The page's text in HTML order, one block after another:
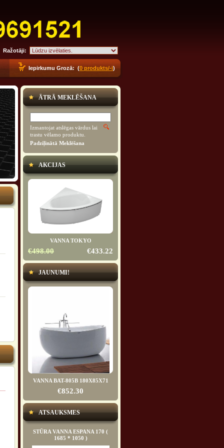
Ražotāji:
Iepirkumu Grozā: (0 produkts/-i)
ĀTRĀ MEKLĒŠANA
Izmantojat atslēgas vārdus lai
trastu vēlamo produktu.
Padziļinātā Meklēšana
AKCIJAS
VANNA TOKYO
€498.00 €433.22
JAUNUMI!
VANNA BAT-805B 180X85X71
€852.30
ATSAUKSMES
STŪRA VANNA ESPANA 170 (
1685 * 1050 )